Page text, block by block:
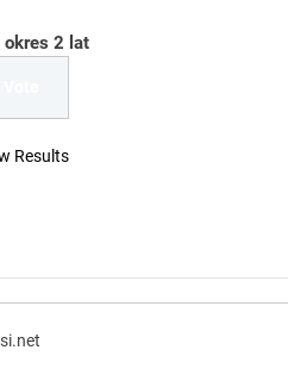
okres 2 lat
Results